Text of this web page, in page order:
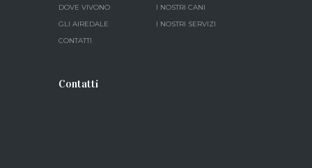
DOVE VIVONO
I NOSTRI CANI
GLI AIREDALE
I NOSTRI SERVIZI
CONTATTI
Contatti